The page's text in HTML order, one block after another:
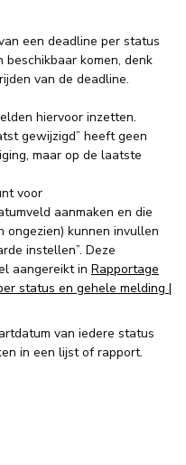
een deadline per status
komen, denk
van de deadline.
hiervoor inzetten.
gewijzigd” heeft geen
maar op de laatste
voor
aanmaken en die
kunnen invullen
instellen”. Deze
aangereikt in Rapportage
status en gehele melding |
van iedere status
in een lijst of rapport.